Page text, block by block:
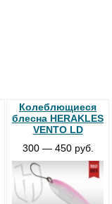
Колеблющиеся
блесна HERAKLES
VENTO LD
300 — 450 руб.